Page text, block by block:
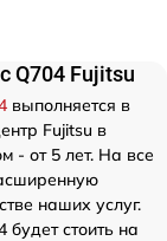
Q704 Fujitsu
выполняется в
Fujitsu в
- от 5 лет. На все
наших услуг.
будет стоить на